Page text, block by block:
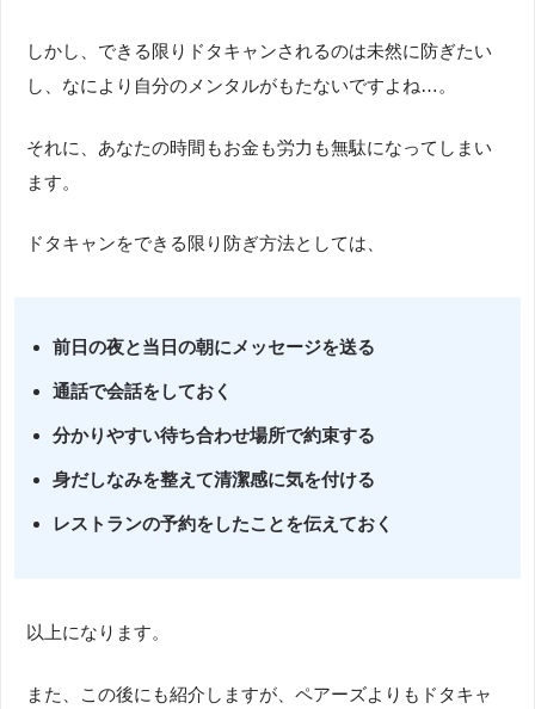
しかし、できる限りドタキャンされるのは未然に防ぎたい
し、なにより自分のメンタルがもたないですよね…。
それに、あなたの時間もお金も労力も無駄になってしまい
ます。
ドタキャンをできる限り防ぎ方法としては、
前日の夜と当日の朝にメッセージを送る
通話で会話をしておく
分かりやすい待ち合わせ場所で約束する
身だしなみを整えて清潔感に気を付ける
レストランの予約をしたことを伝えておく
以上になります。
また、この後にも紹介しますが、ペアーズよりもドタキャ